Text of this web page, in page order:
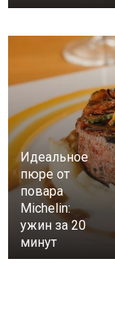
Идеальное
пюре от
повара
Michelin:
ужин за 20
минут